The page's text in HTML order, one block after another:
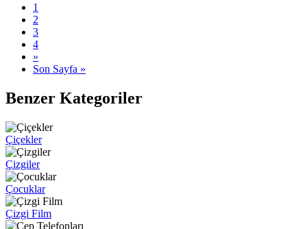
1
2
3
4
»
Son Sayfa »
Benzer Kategoriler
Çiçekler
Çizgiler
Çocuklar
Çizgi Film